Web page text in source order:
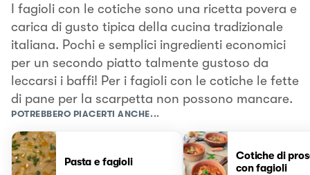
I fagioli con le cotiche sono una ricetta povera e
carica di gusto tipica della cucina tradizionale
italiana. Pochi e semplici ingredienti economici
per un secondo piatto talmente gustoso da
leccarsi i baffi! Per i fagioli con le cotiche le fette
di pane per la scarpetta non possono mancare.
POTREBBERO PIACERTI ANCHE...
Pasta e fagioli
Cotiche di
con fagioli